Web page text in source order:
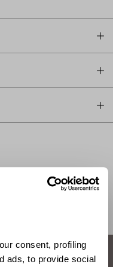
consent, profiling
ads, to provide social